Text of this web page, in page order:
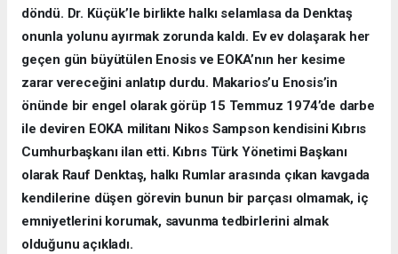
döndü. Dr. Küçük’le birlikte halkı selamlasa da Denktaş
onunla yolunu ayırmak zorunda kaldı. Ev ev dolaşarak her
geçen gün büyütülen Enosis ve EOKA’nın her kesime
zarar vereceğini anlatıp durdu. Makarios’u Enosis’in
önünde bir engel olarak görüp 15 Temmuz 1974’de darbe
ile deviren EOKA militanı Nikos Sampson kendisini Kıbrıs
Cumhurbaşkanı ilan etti. Kıbrıs Türk Yönetimi Başkanı
olarak Rauf Denktaş, halkı Rumlar arasında çıkan kavgada
kendilerine düşen görevin bunun bir parçası olmamak, iç
emniyetlerini korumak, savunma tedbirlerini almak
olduğunu açıkladı.